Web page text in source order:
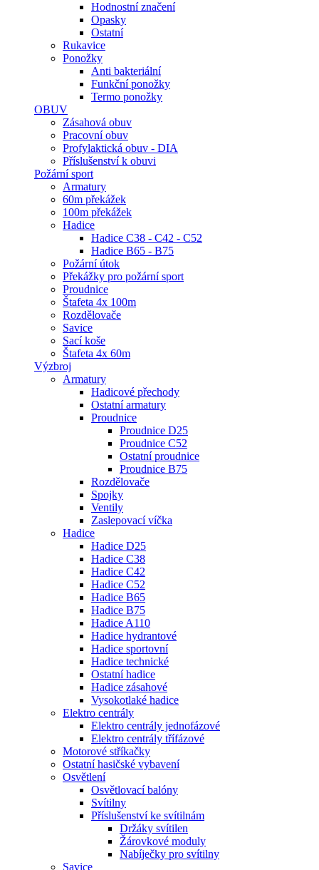
Hodnostní značení
Opasky
Ostatní
Rukavice
Ponožky
Anti bakteriální
Funkční ponožky
Termo ponožky
OBUV
Zásahová obuv
Pracovní obuv
Profylaktická obuv - DIA
Příslušenství k obuvi
Požární sport
Armatury
60m překážek
100m překážek
Hadice
Hadice C38 - C42 - C52
Hadice B65 - B75
Požární útok
Překážky pro požární sport
Proudnice
Štafeta 4x 100m
Rozdělovače
Savice
Sací koše
Štafeta 4x 60m
Výzbroj
Armatury
Hadicové přechody
Ostatní armatury
Proudnice
Proudnice D25
Proudnice C52
Ostatní proudnice
Proudnice B75
Rozdělovače
Spojky
Ventily
Zaslepovací víčka
Hadice
Hadice D25
Hadice C38
Hadice C42
Hadice C52
Hadice B65
Hadice B75
Hadice A110
Hadice hydrantové
Hadice sportovní
Hadice technické
Ostatní hadice
Hadice zásahové
Vysokotlaké hadice
Elektro centrály
Elektro centrály jednofázové
Elektro centrály třífázové
Motorové stříkačky
Ostatní hasičské vybavení
Osvětlení
Osvětlovací balóny
Svítilny
Příslušenství ke svítilnám
Držáky svítilen
Žárovkové moduly
Nabíječky pro svítilny
Savice